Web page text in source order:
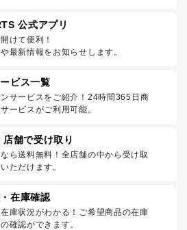
公式アプリ
けて便利！
最新情報をお知らせします。
ビス一覧
サービスをご紹介！24時間365日商
ービスがご利用可能。
舗で受け取り
ら送料無料！全店舗の中から受け取
ただけます。
在庫確認
庫状況がわかる！ご希望商品の在庫
確認ができます。